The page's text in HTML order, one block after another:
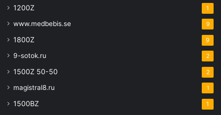
1200Z 1
www.medbebis.se 9
1800Z 9
9-sotok.ru 2
1500Z 50-50 2
magistral8.ru 1
1500BZ 1